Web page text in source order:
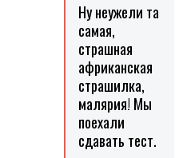
Ну неужели та
самая,
страшная
африканская
страшилка,
малярия! Мы
поехали
сдавать тест.